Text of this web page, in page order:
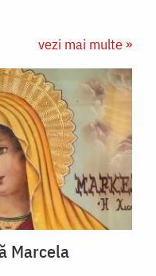
vezi mai multe »
Marcela